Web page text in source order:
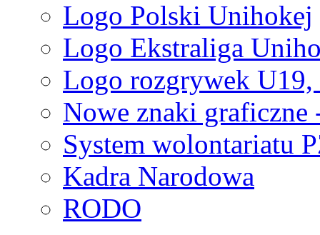
Logo Polski Unihokej
Logo Ekstraliga
Logo rozgrywek
Nowe znaki graficzne
System wolontariatu
Kadra Narodowa
RODO